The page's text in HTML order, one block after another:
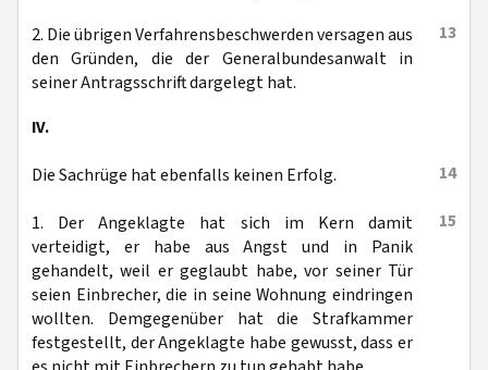
13
2. Die übrigen Verfahrensbeschwerden versagen aus
den Gründen, die der Generalbundesanwalt in
seiner Antragsschrift dargelegt hat.
IV.
14
Die Sachrüge hat ebenfalls keinen Erfolg.
15
1. Der Angeklagte hat sich im Kern damit
verteidigt, er habe aus Angst und in Panik
gehandelt, weil er geglaubt habe, vor seiner Tür
seien Einbrecher, die in seine Wohnung eindringen
wollten. Demgegenüber hat die Strafkammer
festgestellt, der Angeklagte habe gewusst, dass er